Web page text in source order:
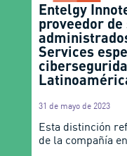
Entelgy
proveedor
Services
31 de mayo de 2023
Esta distinción
de la compañía